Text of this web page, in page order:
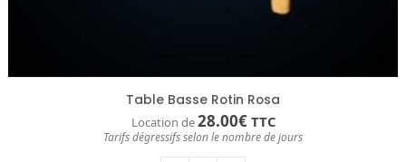
Table Basse Rotin Rosa
Location de28.00€ TTC
Tarifs dégressifs selon le nombre de jours